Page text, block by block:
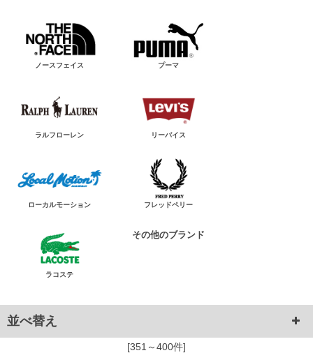
ノースフェイス プーマ
ラルフローレン リーバイス
ローカルモーション フレッドペリー
ラコステ
その他のブランド
並べ替え
[351～400件]